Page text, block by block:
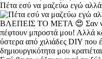
Πέτα εσύ να μαζεύω εγώ αλλά